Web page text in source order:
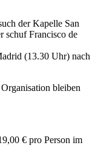
der Kapelle San
schuf Francisco de
(13.30 Uhr) nach
bleiben
€ pro Person im